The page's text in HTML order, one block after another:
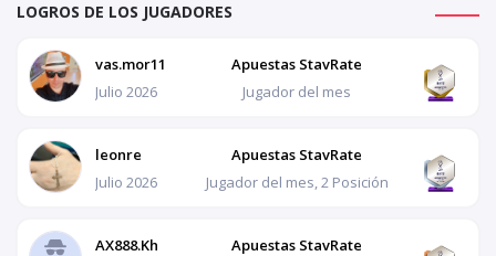
LOGROS DE LOS JUGADORES
vas.mor11
Julio 2026
Apuestas StavRate
Jugador del mes
leonre
Julio 2026
Apuestas StavRate
Jugador del mes, 2 Posición
AX888.Kh
Apuestas StavRate